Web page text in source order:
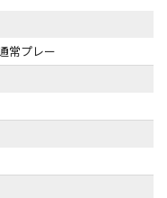
常プレー